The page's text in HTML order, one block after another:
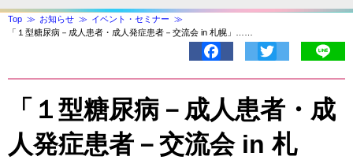
Top お知らせ
イベント・セミナー
「１型糖尿病－成人患者・成人発症患者－交流会 in 札幌」……
Facebook
「１型糖尿病－成人患者・成
人発症患者－交流会 in 札